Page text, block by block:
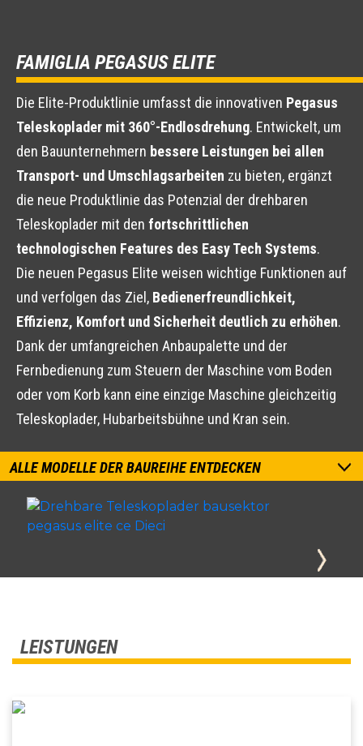
FAMIGLIA PEGASUS ELITE
Die Elite-Produktlinie umfasst die innovativen Pegasus
Teleskoplader mit 360°-Endlosdrehung. Entwickelt, um
den Bauunternehmern bessere Leistungen bei allen
Transport- und Umschlagsarbeiten zu bieten, ergänzt
die neue Produktlinie das Potenzial der drehbaren
Teleskoplader mit den fortschrittlichen
technologischen Features des Easy Tech Systems.
Die neuen Pegasus Elite weisen wichtige Funktionen auf
und verfolgen das Ziel, Bedienerfreundlichkeit,
Effizienz, Komfort und Sicherheit deutlich zu erhöhen.
Dank der umfangreichen Anbaupalette und der
Fernbedienung zum Steuern der Maschine vom Boden
oder vom Korb kann eine einzige Maschine gleichzeitig
Teleskoplader, Hubarbeitsbühne und Kran sein.
ALLE MODELLE DER BAUREIHE ENTDECKEN
LEISTUNGEN